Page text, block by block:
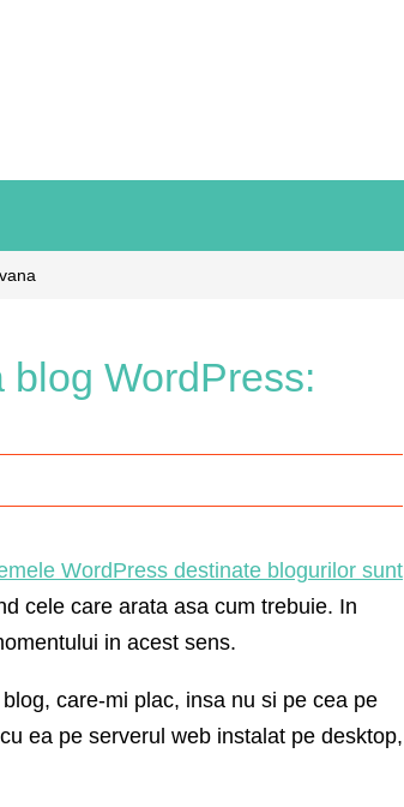
WordPress:
WordPress destinate blogurilor sunt
cele care arata asa cum trebuie. In
in acest sens.
care-mi plac, insa nu si pe cea pe
ea pe serverul web instalat pe desktop,